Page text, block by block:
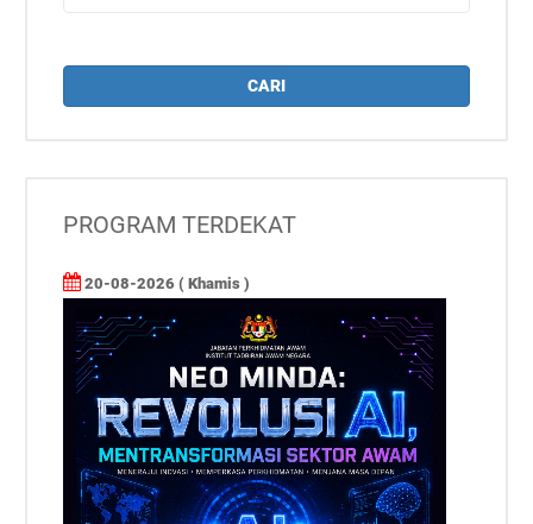
CARI
PROGRAM TERDEKAT
20-08-2026 ( Khamis )